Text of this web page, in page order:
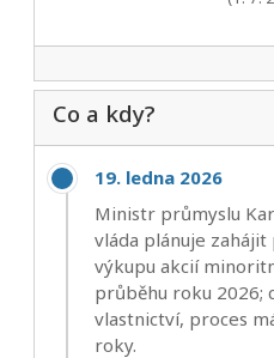
Co a kdy?
19. ledna 2026
Ministr průmyslu
vláda plánuje
výkupu akcií
průběhu roku 2026;
vlastnictví, proces
roky.